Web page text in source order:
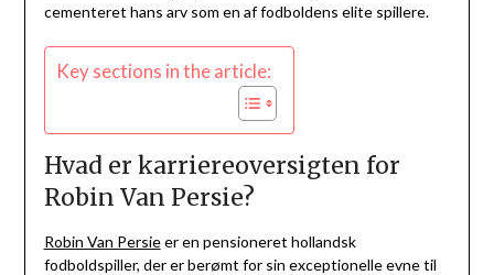
cementeret hans arv som en af fodboldens elite spillere.
Key sections in the article:
Hvad er karriereoversigten for
Robin Van Persie?
Robin Van Persieer en pensioneret hollandsk
fodboldspiller, der er berømt for sin exceptionelle evne til